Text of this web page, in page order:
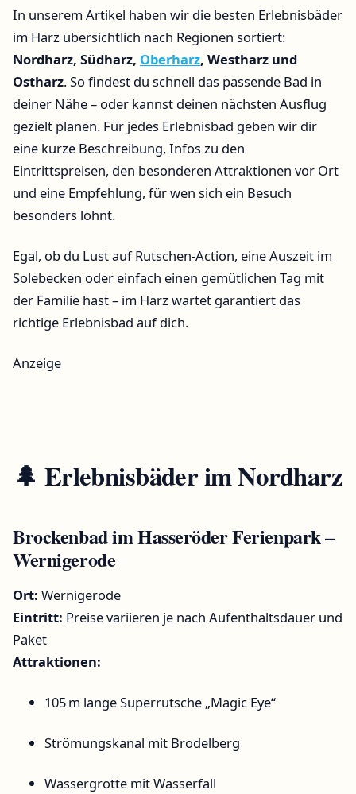
In unserem Artikel haben wir die besten Erlebnisbäder
im Harz übersichtlich nach Regionen sortiert:
Nordharz, Südharz, Oberharz, Westharz und
Ostharz. So findest du schnell das passende Bad in
deiner Nähe – oder kannst deinen nächsten Ausflug
gezielt planen. Für jedes Erlebnisbad geben wir dir
eine kurze Beschreibung, Infos zu den
Eintrittspreisen, den besonderen Attraktionen vor Ort
und eine Empfehlung, für wen sich ein Besuch
besonders lohnt.
Egal, ob du Lust auf Rutschen-Action, eine Auszeit im
Solebecken oder einfach einen gemütlichen Tag mit
der Familie hast – im Harz wartet garantiert das
richtige Erlebnisbad auf dich.
Anzeige
🌲 Erlebnisbäder imNordharz
Brockenbad im Hasseröder Ferienpark –
Wernigerode
Ort: Wernigerode
Eintritt: Preise variieren je nach Aufenthaltsdauer und
Paket
Attraktionen:
105 m lange Superrutsche „Magic Eye“
Strömungskanal mit Brodelberg
Wassergrotte mit Wasserfall